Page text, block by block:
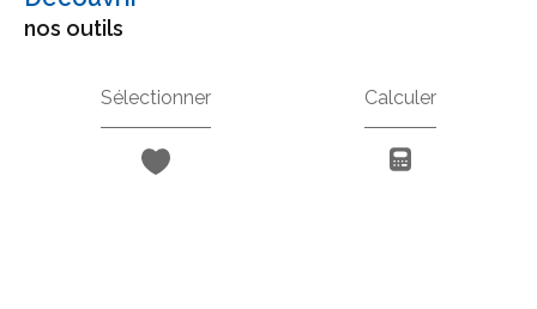
nos outils
Sélectionner Calculer